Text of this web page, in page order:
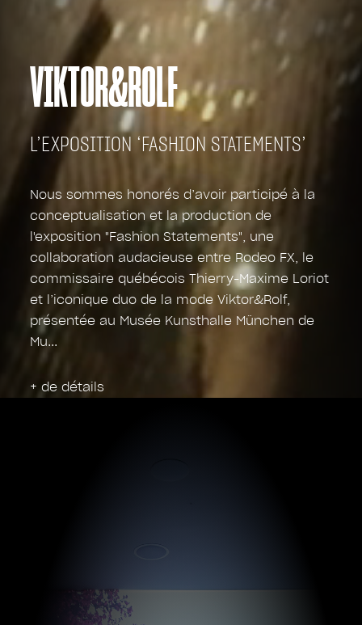
VIKTOR&ROLF
L’EXPOSITION ‘FASHION STATEMENTS’
Nous sommes honorés d’avoir participé à la
conceptualisation et la production de
l'exposition "Fashion Statements", une
collaboration audacieuse entre Rodeo FX, le
commissaire québécois Thierry-Maxime Loriot
et l’iconique duo de la mode Viktor&Rolf,
présentée au Musée Kunsthalle München de
Mu
+ de détails